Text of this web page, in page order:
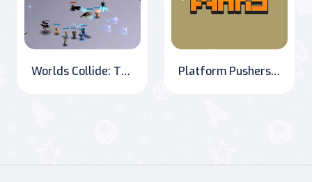
Worlds Collide: The Ultimate War Strategy Game Platform Pushers: Battle for Balance